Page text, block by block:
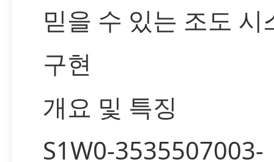
믿을 수 있는 조도 시
구현
개요 및 특징
S1W0-3535507003-